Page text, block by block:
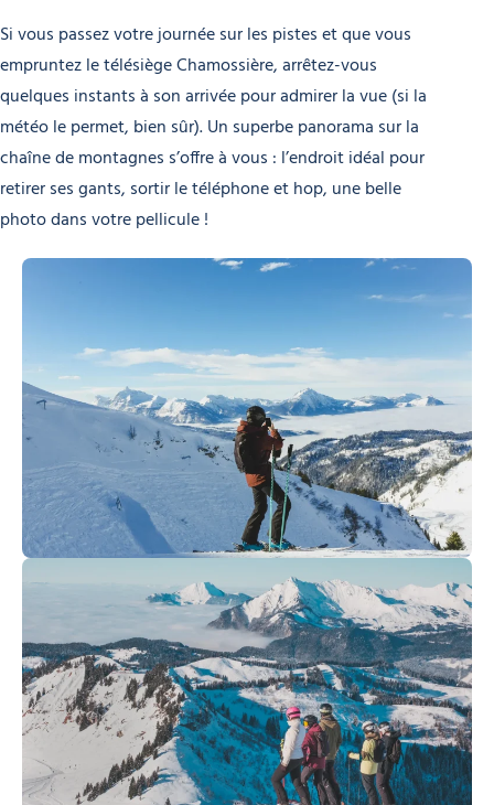
Si vous passez votre journée sur les pistes et que vous
empruntez le télésiège Chamossière, arrêtez-vous
quelques instants à son arrivée pour admirer la vue (si la
météo le permet, bien sûr). Un superbe panorama sur la
chaîne de montagnes s’offre à vous : l’endroit idéal pour
retirer ses gants, sortir le téléphone et hop, une belle
photo dans votre pellicule !